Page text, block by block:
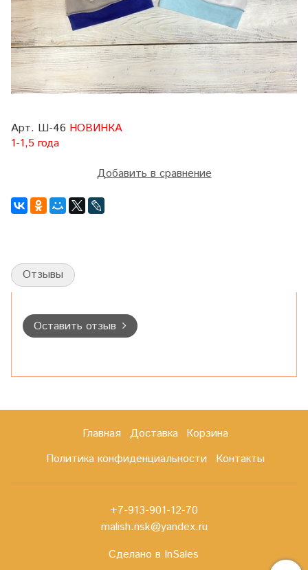
Арт. Ш-46 НОВИНКА
1-1,5 года
Добавить в сравнение
Отзывы
Оставить отзыв
Главная Доставка
Корзина
Политика конфиденциальности
Контакты
+7-913-901-12-70
malish.nsk@yandex.ru
Сделано в InSales